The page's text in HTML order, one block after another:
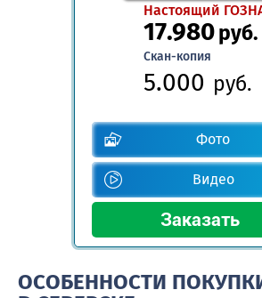
Настоящий
17.980руб.
Скан-копия
5.000 руб.
Фото
Видео
ОСОБЕННОСТИ